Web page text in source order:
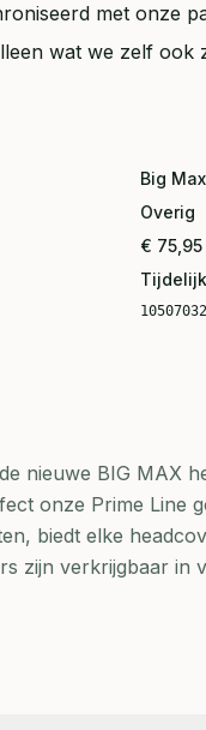
met onze
wat we zelf ook
Big Max
Overig
€ 75,95
nieuwe BIG MAX
onze Prime Line
biedt elke
zijn verkrijgbaar in